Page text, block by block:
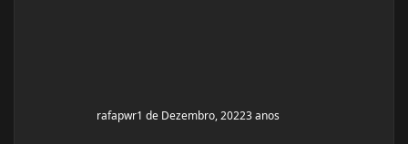
rafapwr1 de Dezembro, 20223 anos